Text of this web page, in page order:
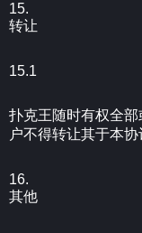
15.
转让
15.1
扑克王随时有权全
户不得转让其于本协
16.
其他